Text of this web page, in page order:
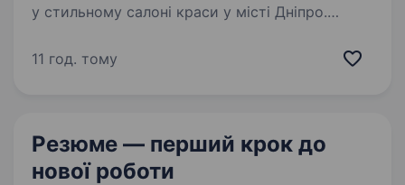
у стильному салоні краси у місті Дніпро.
роботи! Надаємо підвищення кваліфікації
11 год. тому
Резюме — перший крок до
нової роботи